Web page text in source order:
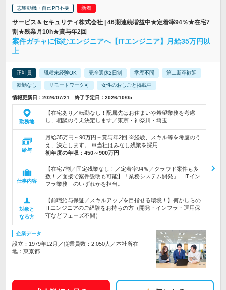
志望動機・自己PR不要
サービス＆セキュリティ株式会社 | 46期連続増益中★定着率94％★在宅7
割★残業月10h★賞与年2回
案件ガチャに悩むエンジニアへ【ITエンジニア】月給35万円以
上
正社員 職種未経験OK 完全週休2日制 学歴不問 第二新卒歓迎
転勤なし リモートワーク可 女性のおしごと掲載中
情報更新日：2026/07/21 終了予定日：2026/10/05
勤務地
【在宅あり／転勤なし！配属先はお住まいや希望業務を考慮
し、相談のうえ決定します／東京・神奈川・埼玉…
給与
月給35万円～90万円＋賞与年2回 ※経験、スキル等を考慮のう
え、決定します。 ※当社はみなし残業を採用…
初年度の年収： 450～900万円
仕事内容
【在宅7割／固定残業なし！／定着率94％／クラウド案件も多
数！／面接で案件説明も可能】「業務システム開発」「ITイン
フラ業務」のいずれかを担当。
対象と
なる方
【前職給与保証／スキルアップを目指せる環境！】何かしらの
ITエンジニアのご経験をお持ちの方（開発・インフラ・運用保
守などフェーズ不問）
企業データ
設立：1979年12月／従業員数：2,050人／本社所在
地：東京都